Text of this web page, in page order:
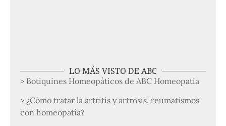
LO MÁS VISTO DE ABC
> Botiquines Homeopáticos de ABC Homeopatía
> ¿Cómo tratar la artritis y artrosis, reumatismos
con homeopatía?